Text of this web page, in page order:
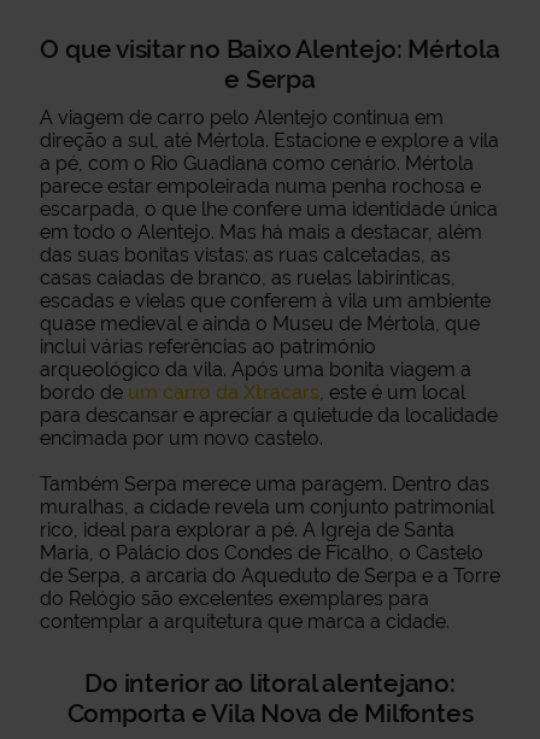
O que visitar no Baixo Alentejo: Mértola
e Serpa
A viagem de carro pelo Alentejo continua em
direção a sul, até Mértola. Estacione e explore a vila
a pé, com o Rio Guadiana como cenário. Mértola
parece estar empoleirada numa penha rochosa e
escarpada, o que lhe confere uma identidade única
em todo o Alentejo. Mas há mais a destacar, além
das suas bonitas vistas: as ruas calcetadas, as
casas caiadas de branco, as ruelas labirínticas,
escadas e vielas que conferem à vila um ambiente
quase medieval e ainda o Museu de Mértola, que
inclui várias referências ao património
arqueológico da vila. Após uma bonita viagem a
bordo de um carro da Xtracars, este é um local
para descansar e apreciar a quietude da localidade
encimada por um novo castelo.
Também Serpa merece uma paragem. Dentro das
muralhas, a cidade revela um conjunto patrimonial
rico, ideal para explorar a pé. A Igreja de Santa
Maria, o Palácio dos Condes de Ficalho, o Castelo
de Serpa, a arcaria do Aqueduto de Serpa e a Torre
do Relógio são excelentes exemplares para
contemplar a arquitetura que marca a cidade.
Do interior ao litoral alentejano:
Comporta e Vila Nova de Milfontes